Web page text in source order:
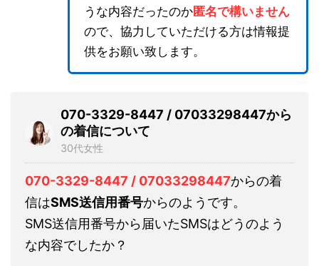
うな内容だったのか匿名で構いません
ので、協力していただける方は情報提
供をお願い致します。
070-3329-8447 / 07033298447から
の着信について
30代女性
070-3329-8447 / 07033298447からの着
信はSMS送信用番号からのようです。
SMS送信用番号から届いたSMSはどうのよう
な内容でしたか？